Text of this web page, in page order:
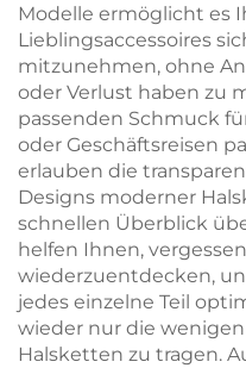
Modelle ermöglicht es
Lieblingsaccessoires
mitzunehmen, ohne
oder Verlust haben zu
passenden Schmuck
oder Geschäftsreisen
erlauben die
Designs moderner
schnellen Überblick
helfen Ihnen,
wiederzuentdecken,
jedes einzelne Teil
wieder nur die
Halsketten zu tragen.